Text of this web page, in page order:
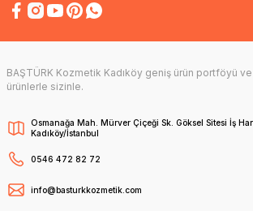
BAŞTÜRK Kozmetik Kadıköy geniş ürün portföyü
ürünlerle sizinle.
Osmanağa Mah. Mürver Çiçeği Sk. Göksel Sitesi İş
Kadıköy/İstanbul
0546 472 82 72
info@basturkkozmetik.com